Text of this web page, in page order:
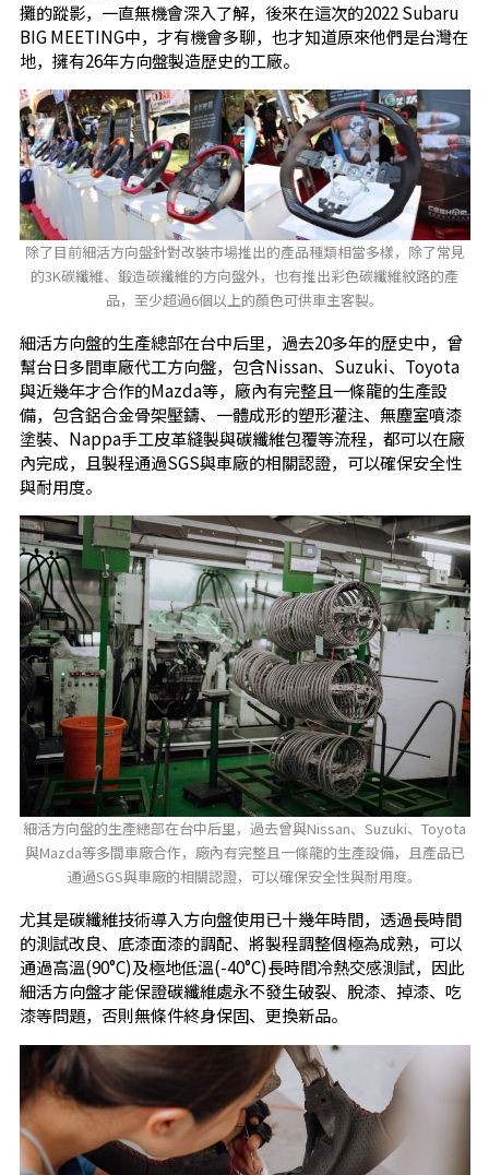
攤的蹤影，一直無機會深入了解，後來在這次的2022 Subaru
BIG MEETING中，才有機會多聊，也才知道原來他們是台灣在
地，擁有26年方向盤製造歷史的工廠。
除了目前細活方向盤針對改裝市場推出的產品種類相當多樣，除了常見
的3K碳纖維、鍛造碳纖維的方向盤外，也有推出彩色碳纖維紋路的產
品，至少超過6個以上的顏色可供車主客製。
細活方向盤的生產總部在台中后里，過去20多年的歷史中，曾
幫台日多間車廠代工方向盤，包含Nissan、Suzuki、Toyota
與近幾年才合作的Mazda等，廠內有完整且一條龍的生產設
備，包含鋁合金骨架壓鑄、一體成形的塑形灌注、無塵室噴漆
塗裝、Nappa手工皮革縫製與碳纖維包覆等流程，都可以在廠
內完成，且製程通過SGS與車廠的相關認證，可以確保安全性
與耐用度。
細活方向盤的生產總部在台中后里，過去曾與Nissan、Suzuki、Toyota
與Mazda等多間車廠合作，廠內有完整且一條龍的生產設備，且產品已
通過SGS與車廠的相關認證，可以確保安全性與耐用度。
尤其是碳纖維技術導入方向盤使用已十幾年時間，透過長時間
的測試改良、底漆面漆的調配、將製程調整個極為成熟，可以
通過高溫(90°C)及極地低溫(-40°C)長時間冷熱交感測試，因此
細活方向盤才能保證碳纖維處永不發生破裂、脫漆、掉漆、吃
漆等問題，否則無條件終身保固、更換新品。